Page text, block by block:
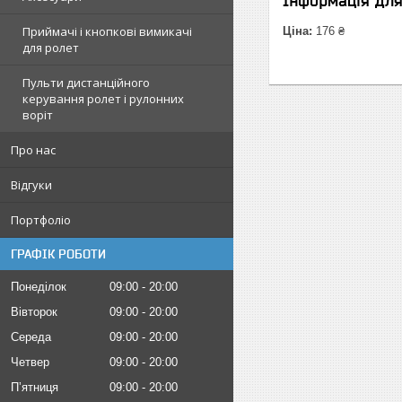
Приймачі і кнопкові вимикачі
для ролет
Пульти дистанційного
керування ролет і рулонних
воріт
Про нас
Відгуки
Портфоліо
ГРАФІК РОБОТИ
Понеділок 09:00
20:00
Вівторок
09:00
20:00
Середа
09:00
20:00
Четвер
09:00
20:00
Пʼятниця
09:00
20:00
Ціна: 176 ₴